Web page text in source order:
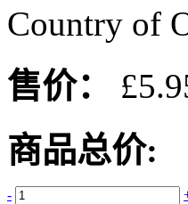
Country of
售价：
商品总价:
-